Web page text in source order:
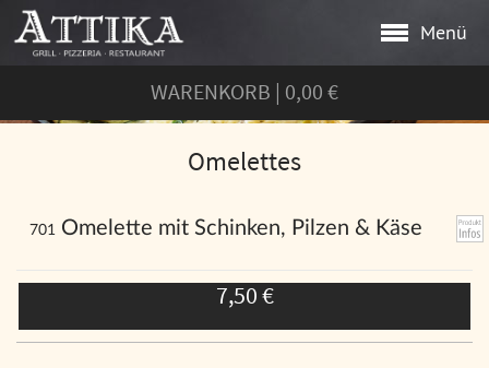
Menü
WARENKORB | 0,00 €
Omelettes
701 Omelette mit Schinken, Pilzen & Käse
7,50 €